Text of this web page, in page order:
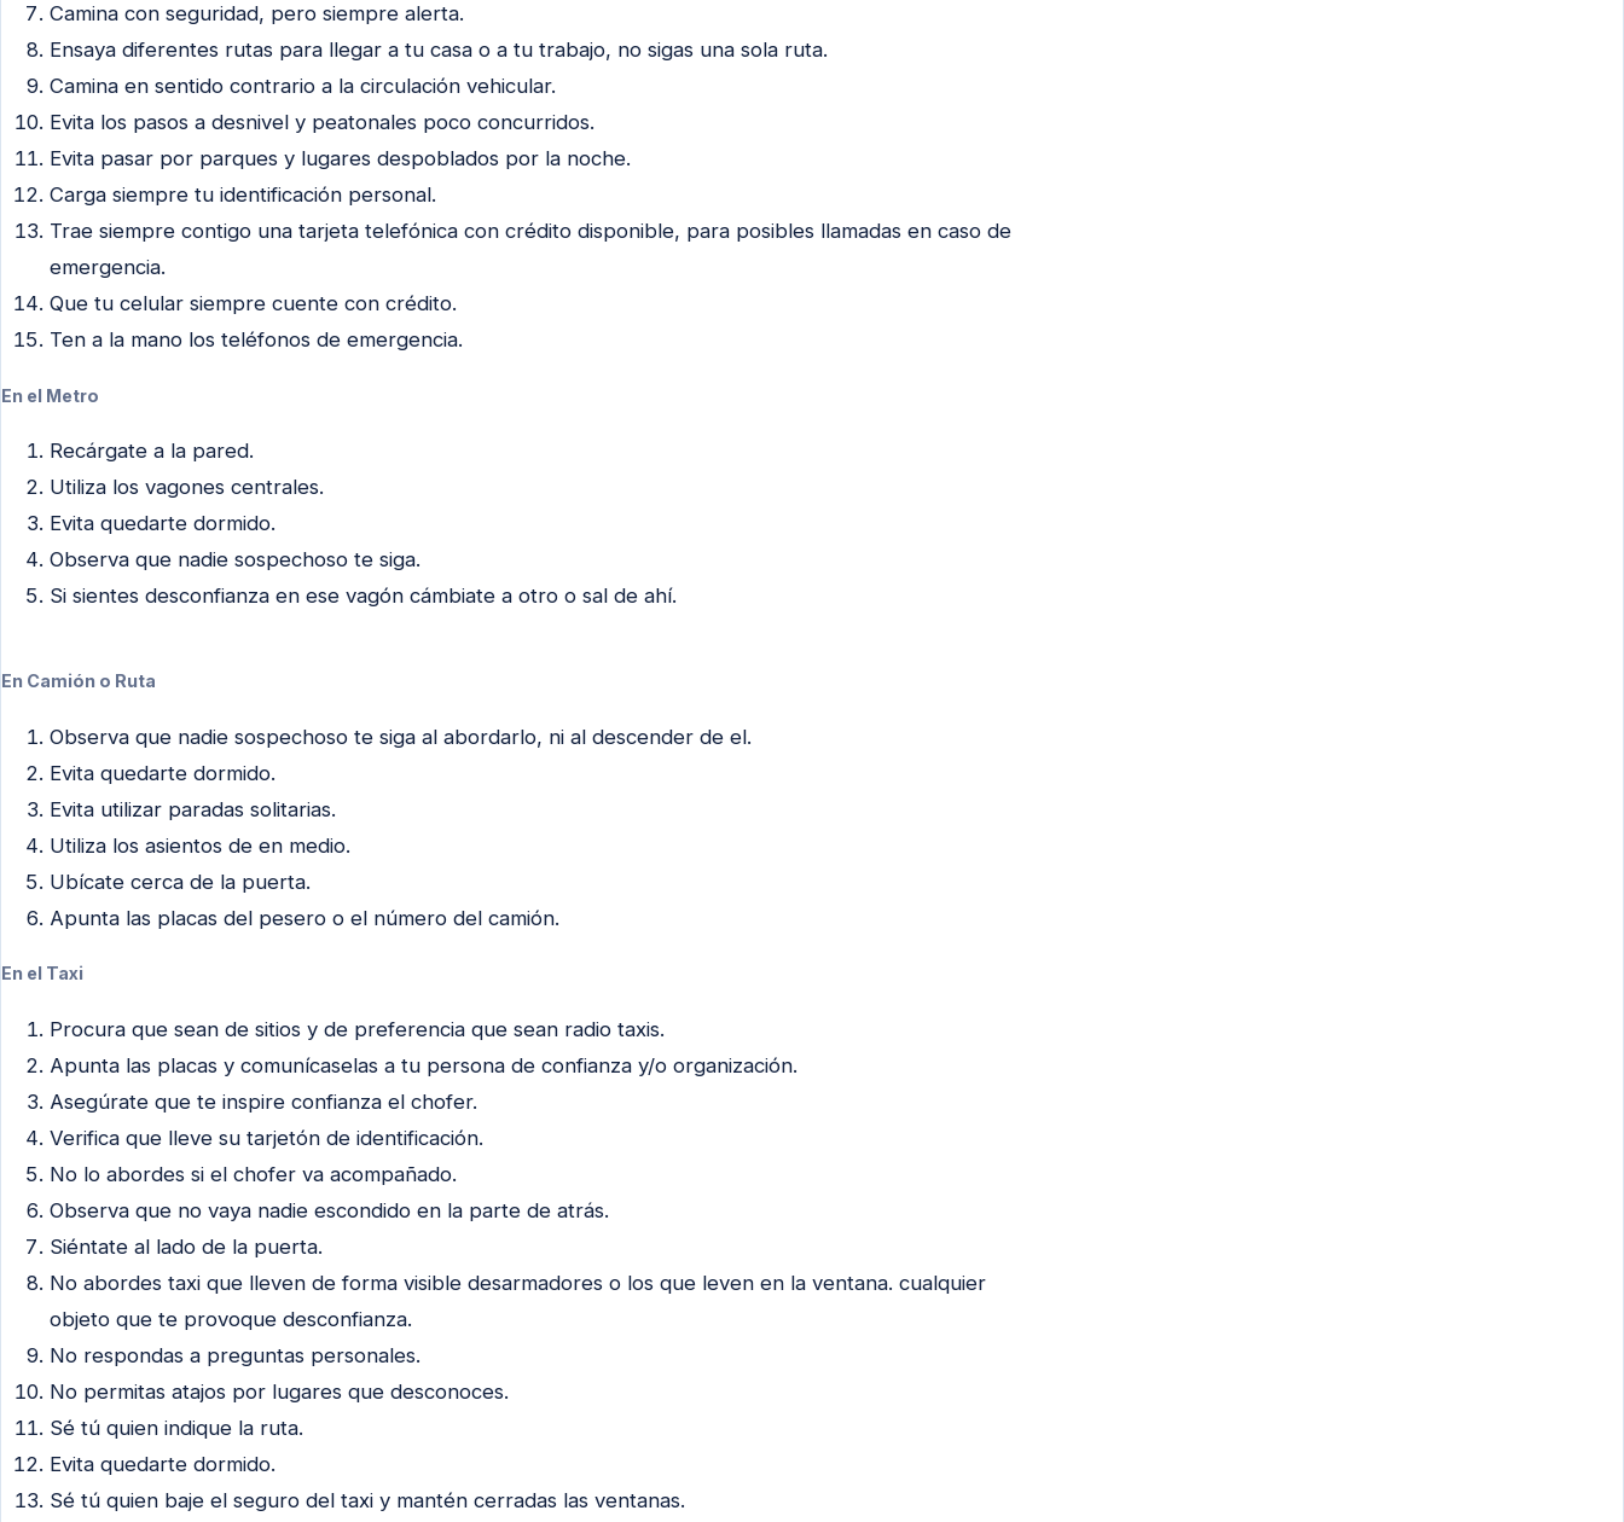
Camina con seguridad, pero siempre alerta.
Ensaya diferentes rutas para llegar a tu casa o a tu trabajo, no sigas una sola ruta.
Camina en sentido contrario a la circulación vehicular.
Evita los pasos a desnivel y peatonales poco concurridos.
Evita pasar por parques y lugares despoblados por la noche.
Carga siempre tu identificación personal.
Trae siempre contigo una tarjeta telefónica con crédito disponible, para posibles llamadas en caso de
emergencia.
Que tu celular siempre cuente con crédito.
Ten a la mano los teléfonos de emergencia.
En el Metro
Recárgate a la pared.
Utiliza los vagones centrales.
Evita quedarte dormido.
Observa que nadie sospechoso te siga.
Si sientes desconfianza en ese vagón cámbiate a otro o sal de ahí.
En Camión o Ruta
Observa que nadie sospechoso te siga al abordarlo, ni al descender de el.
Evita quedarte dormido.
Evita utilizar paradas solitarias.
Utiliza los asientos de en medio.
Ubícate cerca de la puerta.
Apunta las placas del pesero o el número del camión.
En el Taxi
Procura que sean de sitios y de preferencia que sean radio taxis.
Apunta las placas y comunícaselas a tu persona de confianza y/o organización.
Asegúrate que te inspire confianza el chofer.
Verifica que lleve su tarjetón de identificación.
No lo abordes si el chofer va acompañado.
Observa que no vaya nadie escondido en la parte de atrás.
Siéntate al lado de la puerta.
No abordes taxi que lleven de forma visible desarmadores o los que leven en la ventana. cualquier
objeto que te provoque desconfianza.
No respondas a preguntas personales.
No permitas atajos por lugares que desconoces.
Sé tú quien indique la ruta.
Evita quedarte dormido.
Sé tú quien baje el seguro del taxi y mantén cerradas las ventanas.